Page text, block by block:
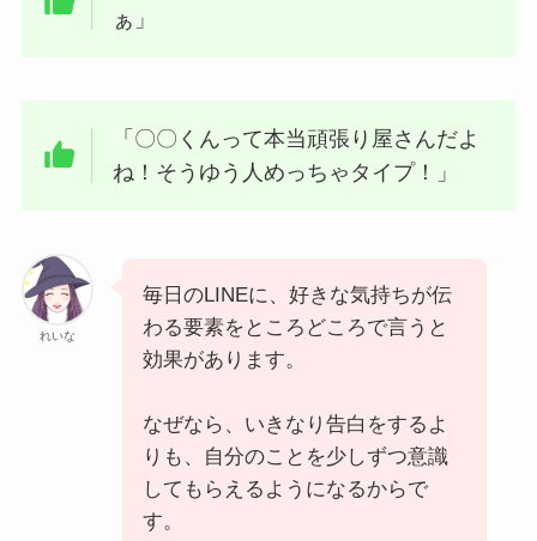
ぁ」
「〇〇くんって本当頑張り屋さんだよ
ね！そうゆう人めっちゃタイプ！」
れいな
毎日のLINEに、好きな気持ちが伝
わる要素をところどころで言うと
効果があります。
なぜなら、いきなり告白をするよ
りも、自分のことを少しずつ意識
してもらえるようになるからで
す。